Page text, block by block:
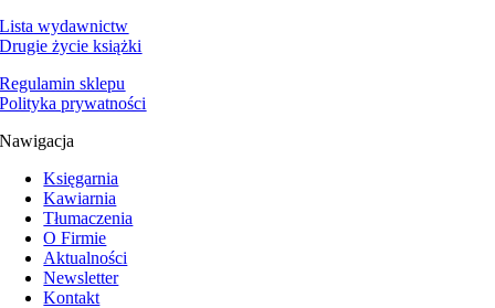
Lista wydawnictw
Drugie życie książki
Regulamin sklepu
Polityka prywatności
Nawigacja
Księgarnia
Kawiarnia
Tłumaczenia
O Firmie
Aktualności
Newsletter
Kontakt